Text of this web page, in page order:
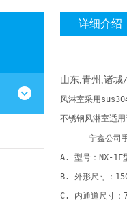
详细介绍
山东,青州 ,诸城
风淋室采用
不锈钢风淋室适
宁鑫公司手
A. 型号：NX-1F
B. 外形尺寸：
C. 内通道尺寸